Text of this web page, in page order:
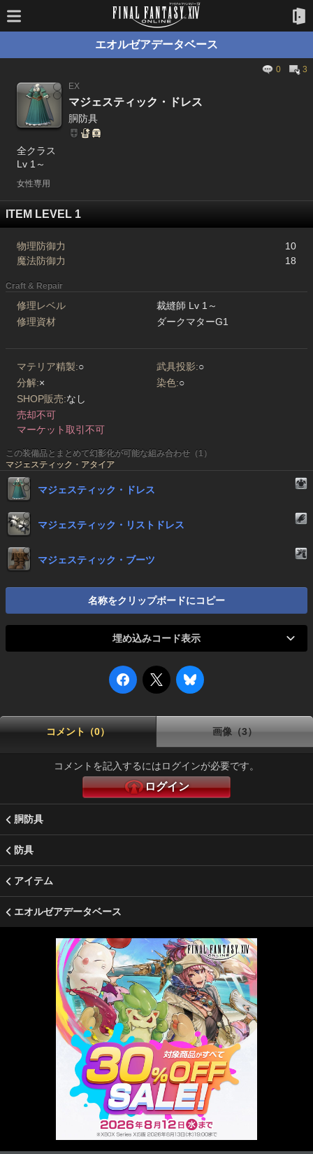
エオルゼアデータベース
0
3
EX
マジェスティック・ドレス
胴防具
全クラス
Lv 1～
女性専用
ITEM LEVEL 1
物理防御力
10
魔法防御力
18
Craft & Repair
修理レベル
裁縫師 Lv 1～
修理資材
ダークマターG1
マテリア精製:○ 武具投影:○
分解:× 染色:○
SHOP販売:なし
売却不可
マーケット取引不可
この装備品とまとめて幻影化が可能な組み合わせ（1）
マジェスティック・アタイア
マジェスティック・ドレス
マジェスティック・リストドレス
マジェスティック・ブーツ
名称をクリップボードにコピー
埋め込みコード表示
コメント（0） 画像（3）
コメントを記入するにはログインが必要です。
ログイン
胴防具
防具
アイテム
エオルゼアデータベース